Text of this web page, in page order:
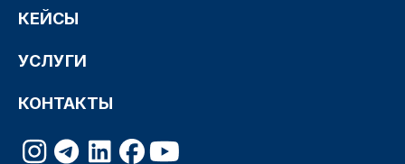
КЕЙСЫ
УСЛУГИ
КОНТАКТЫ